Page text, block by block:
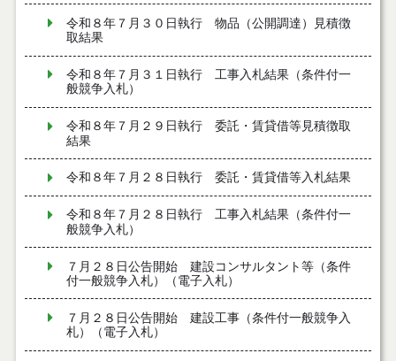
令和８年７月３０日執行 物品（公開調達）見積徴
取結果
令和８年７月３１日執行 工事入札結果（条件付一
般競争入札）
令和８年７月２９日執行 委託・賃貸借等見積徴取
結果
令和８年７月２８日執行 委託・賃貸借等入札結果
令和８年７月２８日執行 工事入札結果（条件付一
般競争入札）
７月２８日公告開始 建設コンサルタント等（条件
付一般競争入札）（電子入札）
７月２８日公告開始 建設工事（条件付一般競争入
札）（電子入札）